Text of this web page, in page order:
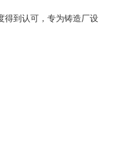
得到认可，专为铸造厂设